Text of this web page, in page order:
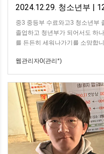
2024.12.29. 청소년부 |
중3 중등부 수료와고3 청소년부
졸업하고 청년부가 되어서도 하
를 든든히 세워나가기를 소망합
웹관리자0(관리*)